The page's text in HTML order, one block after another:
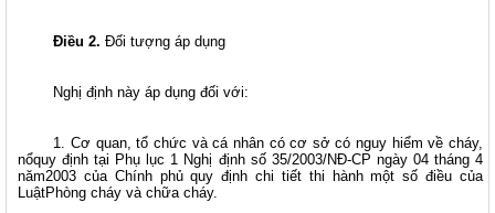
Điều 2. Đối tượng áp dụng
Nghị định này áp dụng đối với:
1. Cơ quan, tổ chức và cá nhân có cơ sở có nguy hiểm về cháy,
nổquy định tại Phụ lục 1 Nghị định số 35/2003/NĐ-CP ngày 04 tháng 4
năm2003 của Chính phủ quy định chi tiết thi hành một số điều của
LuậtPhòng cháy và chữa cháy.